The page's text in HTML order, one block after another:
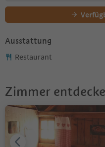
Ausstattung
Restaurant
Zimmer